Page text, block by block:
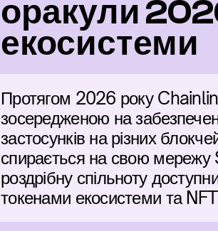
оракули
екосистеми
Протягом 2026 року
зосередженою на
застосунків на різних
спирається на свою
роздрібну спільноту
токенами екосистеми та